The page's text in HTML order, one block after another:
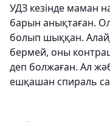
УДЗ кезінде маман
барын анықтаған.
болып шыққан.
бермей, оны
деп болжаған. Ал
ешқашан спираль